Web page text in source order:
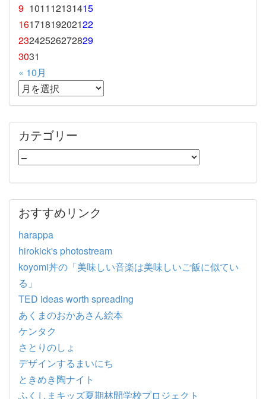
9 101112131415
16171819202122
23242526272829
3031
« 10月
カテゴリー
おすすめリンク
harappa
hirokick's photostream
koyomi丼の「美味しい音楽は美味しいご飯に似てい
る」
TED ideas worth spreading
あくまのおかあさん絵本
ケンタク
さとりのしょ
デザインするまいにち
ときめき陶ナイト
ふくしまキッズ夏期林間学校プロジェクト